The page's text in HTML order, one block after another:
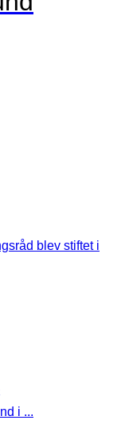
blev stiftet i
i ...